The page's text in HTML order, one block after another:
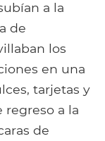
a la
de
los
en una
tarjetas y
regreso a la
de